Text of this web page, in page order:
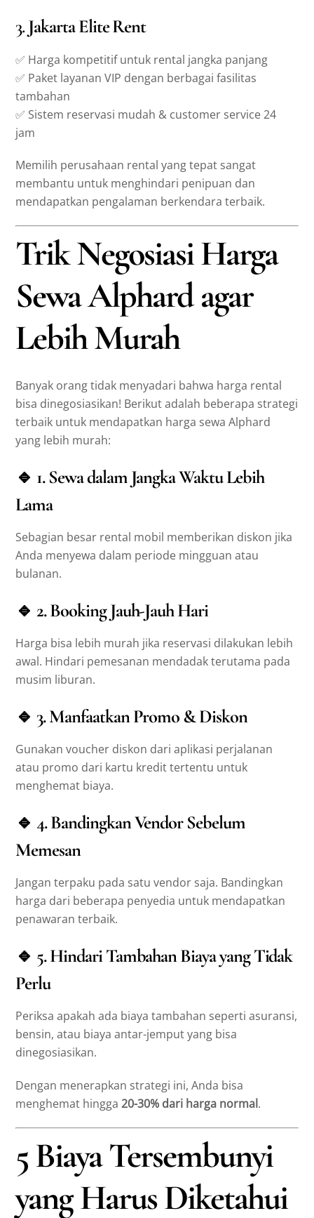
3.Jakarta Elite Rent
✅ Harga kompetitif untuk rental jangka panjang
✅ Paket layanan VIP dengan berbagai fasilitas
tambahan
✅ Sistem reservasi mudah & customer service 24
jam
Memilih perusahaan rental yang tepat sangat
membantu untuk menghindari penipuan dan
mendapatkan pengalaman berkendara terbaik.
Trik Negosiasi Harga
Sewa Alphard agar
Lebih Murah
Banyak orang tidak menyadari bahwa harga rental
bisa dinegosiasikan! Berikut adalah beberapa strategi
terbaik untuk mendapatkan harga sewa Alphard
yang lebih murah:
🔹 1. Sewa dalam Jangka Waktu Lebih
Lama
Sebagian besar rental mobil memberikan diskon jika
Anda menyewa dalam periode mingguan atau
bulanan.
🔹 2. Booking Jauh-Jauh Hari
Harga bisa lebih murah jika reservasi dilakukan lebih
awal. Hindari pemesanan mendadak terutama pada
musim liburan.
🔹3. Manfaatkan Promo & Diskon
Gunakan voucher diskon dari aplikasi perjalanan
atau promo dari kartu kredit tertentu untuk
menghemat biaya.
🔹4. Bandingkan Vendor Sebelum
Memesan
Jangan terpaku pada satu vendor saja. Bandingkan
harga dari beberapa penyedia untuk mendapatkan
penawaran terbaik.
🔹 5. Hindari Tambahan Biaya yang Tidak
Perlu
Periksa apakah ada biaya tambahan seperti asuransi,
bensin, atau biaya antar-jemput yang bisa
dinegosiasikan.
Dengan menerapkan strategi ini, Anda bisa
menghemat hingga20-30% dari harga normal.
5 Biaya Tersembunyi
yang Harus Diketahui